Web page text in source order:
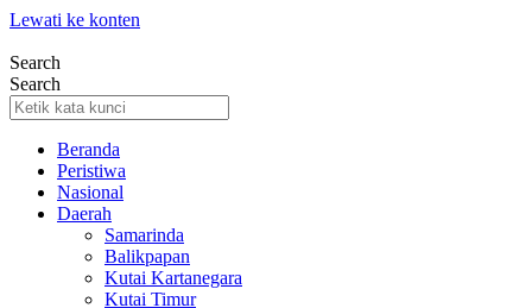
Lewati ke konten
Search
Search
Beranda
Peristiwa
Nasional
Daerah
Samarinda
Balikpapan
Kutai Kartanegara
Kutai Timur